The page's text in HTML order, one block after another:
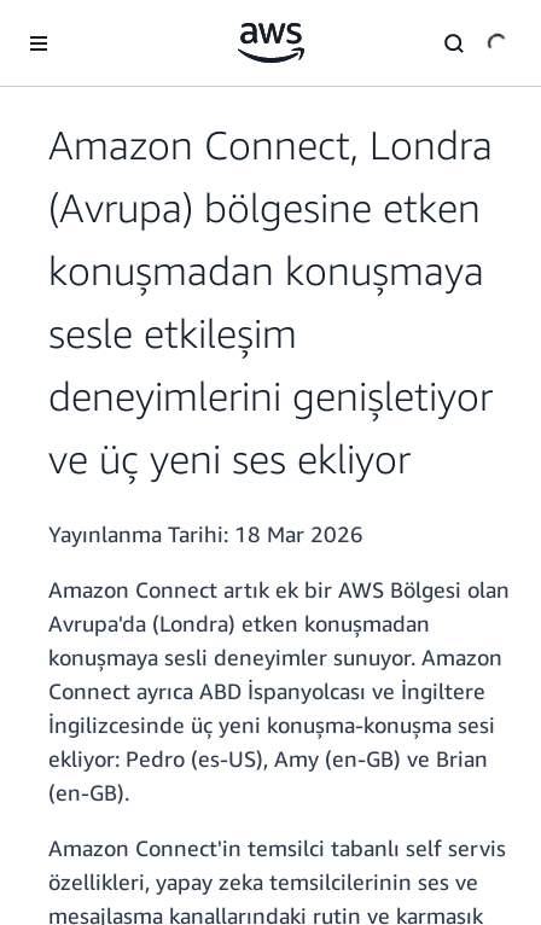
Amazon Connect, Londra
(Avrupa) bölgesine etken
konuşmadan konuşmaya
sesle etkileşim
deneyimlerini genişletiyor
ve üç yeni ses ekliyor
Yayınlanma Tarihi: 18 Mar 2026
Amazon Connect artık ek bir AWS Bölgesi olan
Avrupa'da (Londra) etken konuşmadan
konuşmaya sesli deneyimler sunuyor. Amazon
Connect ayrıca ABD İspanyolcası ve İngiltere
İngilizcesinde üç yeni konuşma-konuşma sesi
ekliyor: Pedro (es-US), Amy (en-GB) ve Brian
(en-GB).
Amazon Connect'in temsilci tabanlı self servis
özellikleri, yapay zeka temsilcilerinin ses ve
mesajlaşma kanallarındaki rutin ve karmaşık